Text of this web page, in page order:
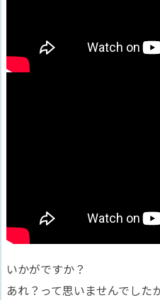
いかがですか？
あれ？って思いませんでした